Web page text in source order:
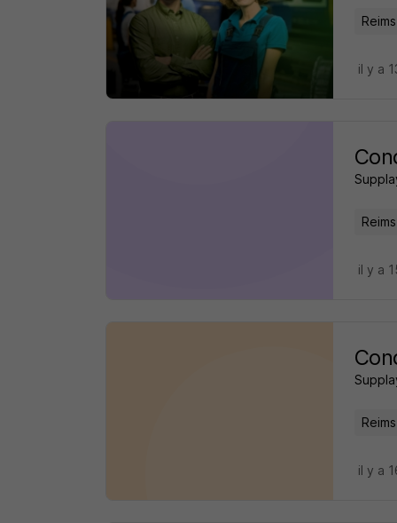
il y a
il y a
il y a